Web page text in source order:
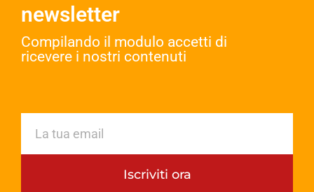
newsletter
Compilando il modulo accetti di
ricevere i nostri contenuti​
Iscriviti ora